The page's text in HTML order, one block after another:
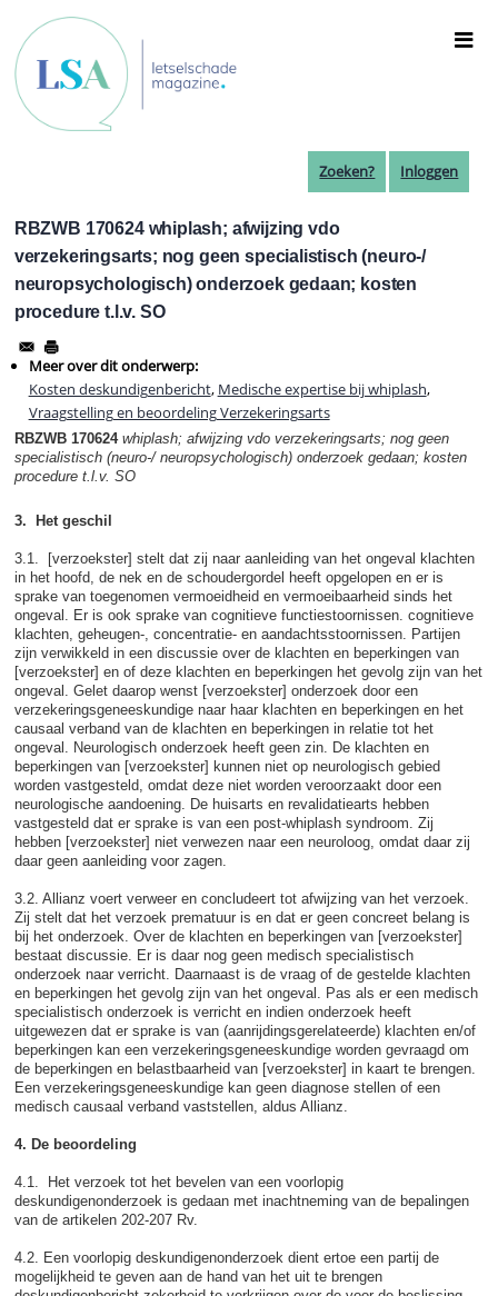
naar
de
inhoud
gaan
Zoeken? Inloggen
RBZWB 170624 whiplash; afwijzing vdo
verzekeringsarts; nog geen specialistisch (neuro-/
neuropsychologisch) onderzoek gedaan; kosten
procedure t.l.v. SO
Meer over dit onderwerp:
Kosten deskundigenbericht, Medische expertise bij whiplash,
Vraagstelling en beoordeling Verzekeringsarts
RBZWB 170624 whiplash; afwijzing vdo verzekeringsarts; nog geen
specialistisch (neuro-/ neuropsychologisch) onderzoek gedaan; kosten
procedure t.l.v. SO
3. Het geschil
3.1. [verzoekster] stelt dat zij naar aanleiding van het ongeval klachten
in het hoofd, de nek en de schoudergordel heeft opgelopen en er is
sprake van toegenomen vermoeidheid en vermoeibaarheid sinds het
ongeval. Er is ook sprake van cognitieve functiestoornissen. cognitieve
klachten, geheugen-, concentratie- en aandachtsstoornissen. Partijen
zijn verwikkeld in een discussie over de klachten en beperkingen van
[verzoekster] en of deze klachten en beperkingen het gevolg zijn van het
ongeval. Gelet daarop wenst [verzoekster] onderzoek door een
verzekeringsgeneeskundige naar haar klachten en beperkingen en het
causaal verband van de klachten en beperkingen in relatie tot het
ongeval. Neurologisch onderzoek heeft geen zin. De klachten en
beperkingen van [verzoekster] kunnen niet op neurologisch gebied
worden vastgesteld, omdat deze niet worden veroorzaakt door een
neurologische aandoening. De huisarts en revalidatiearts hebben
vastgesteld dat er sprake is van een post-whiplash syndroom. Zij
hebben [verzoekster] niet verwezen naar een neuroloog, omdat daar zij
daar geen aanleiding voor zagen.
3.2. Allianz voert verweer en concludeert tot afwijzing van het verzoek.
Zij stelt dat het verzoek prematuur is en dat er geen concreet belang is
bij het onderzoek. Over de klachten en beperkingen van [verzoekster]
bestaat discussie. Er is daar nog geen medisch specialistisch
onderzoek naar verricht. Daarnaast is de vraag of de gestelde klachten
en beperkingen het gevolg zijn van het ongeval. Pas als er een medisch
specialistisch onderzoek is verricht en indien onderzoek heeft
uitgewezen dat er sprake is van (aanrijdingsgerelateerde) klachten en/of
beperkingen kan een verzekeringsgeneeskundige worden gevraagd om
de beperkingen en belastbaarheid van [verzoekster] in kaart te brengen.
Een verzekeringsgeneeskundige kan geen diagnose stellen of een
medisch causaal verband vaststellen, aldus Allianz.
4. De beoordeling
4.1. Het verzoek tot het bevelen van een voorlopig
deskundigenonderzoek is gedaan met inachtneming van de bepalingen
van de artikelen 202-207 Rv.
4.2. Een voorlopig deskundigenonderzoek dient ertoe een partij de
mogelijkheid te geven aan de hand van het uit te brengen